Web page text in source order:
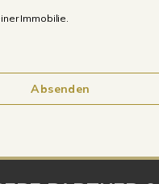
Immobilie.
Absenden